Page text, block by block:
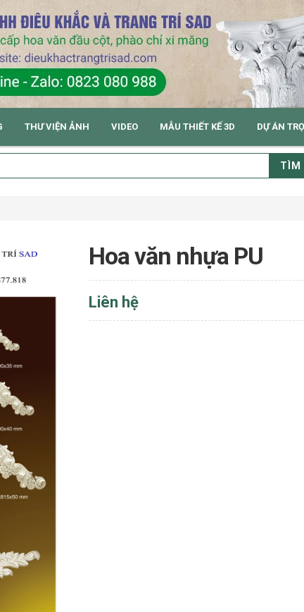
THƯ VIỆN ẢNH VIDEO MẪU THIẾT KẾ 3D DỰ ÁN
TÌM
Hoa văn nhựa PU
Liên hệ